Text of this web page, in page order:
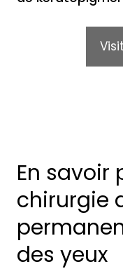
En savoir
chirurgie
des yeux